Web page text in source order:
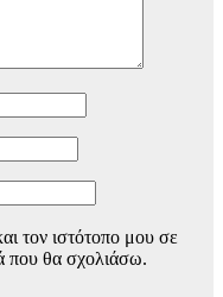
τον ιστότοπο μου σε
που θα σχολιάσω.